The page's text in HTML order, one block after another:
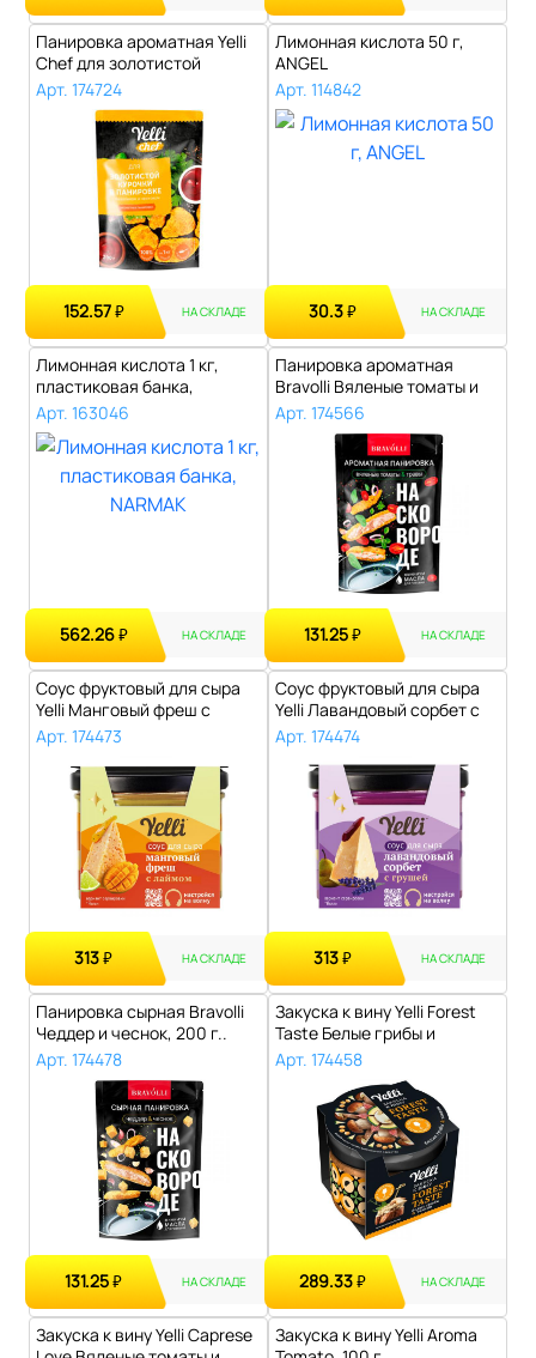
Панировка ароматная Yelli
Chef для золотистой
курочки в..
Арт. 174724
152.57₽ НА СКЛАДЕ
Лимонная кислота 50 г,
ANGEL
Арт. 114842
30.3₽ НА СКЛАДЕ
Лимонная кислота 1 кг,
пластиковая банка,
NARMAK..
Арт. 163046
562.26₽ НА СКЛАДЕ
Панировка ароматная
Bravolli Вяленые томаты и
травы, 20..
Арт. 174566
131.25₽ НА СКЛАДЕ
Соус фруктовый для сыра
Yelli Манговый фреш с
лаймом, 1..
Арт. 174473
313₽ НА СКЛАДЕ
Соус фруктовый для сыра
Yelli Лавандовый сорбет с
груше..
Арт. 174474
313₽ НА СКЛАДЕ
Панировка сырная Bravolli
Чеддер и чеснок, 200 г..
Арт. 174478
131.25₽ НА СКЛАДЕ
Закуска к вину Yelli Forest
Taste Белые грибы и
тахини,..
Арт. 174458
289.33₽ НА СКЛАДЕ
Закуска к вину Yelli Caprese
Закуска к вину Yelli Aroma